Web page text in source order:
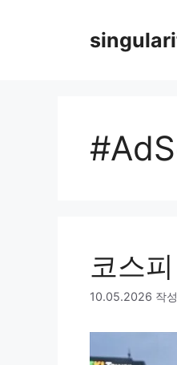
코스
10.05.2026 작